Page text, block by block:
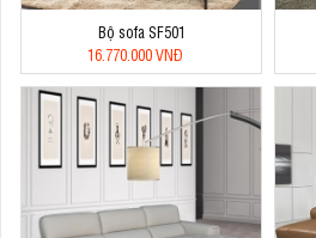
Bộ sofa SF501
16.770.000 VNĐ